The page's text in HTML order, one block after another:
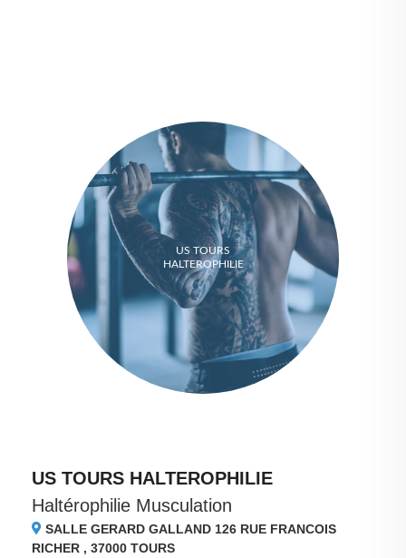
US TOURS
HALTEROPHILIE
US TOURS HALTEROPHILIE
Haltérophilie Musculation
SALLE GERARD GALLAND 126 RUE FRANCOIS
RICHER , 37000 TOURS